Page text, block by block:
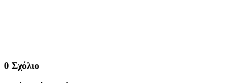
0 Σχόλιο